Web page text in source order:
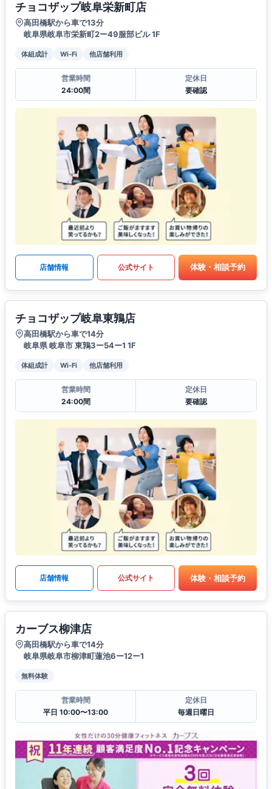
チョコザップ岐阜栄新町店
高田橋駅から車で13分
岐阜県岐阜市栄新町2ー49服部ビル 1F
体組成計 Wi-Fi 他店舗利用
営業時間
24:00間
定休日
要確認
店舗情報 公式サイト 体験・相談予約
チョコザップ岐阜東鶉店
高田橋駅から車で14分
岐阜県 岐阜市 東鶉3ー54ー1 1F
体組成計 Wi-Fi 他店舗利用
営業時間
24:00間
定休日
要確認
店舗情報 公式サイト 体験・相談予約
カーブス柳津店
高田橋駅から車で14分
岐阜県岐阜市柳津町蓮池6ー12ー1
無料体験
営業時間
平日 10:00〜13:00
定休日
毎週日曜日